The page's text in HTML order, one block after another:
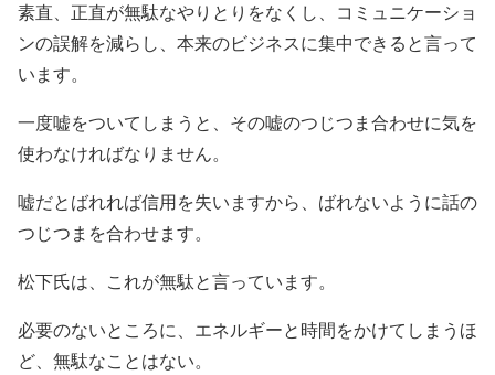
素直、正直が無駄なやりとりをなくし、コミュニケーショ
ンの誤解を減らし、本来のビジネスに集中できると言って
います。
一度嘘をついてしまうと、その嘘のつじつま合わせに気を
使わなければなりません。
嘘だとばれれば信用を失いますから、ばれないように話の
つじつまを合わせます。
松下氏は、これが無駄と言っています。
必要のないところに、エネルギーと時間をかけてしまうほ
ど、無駄なことはない。